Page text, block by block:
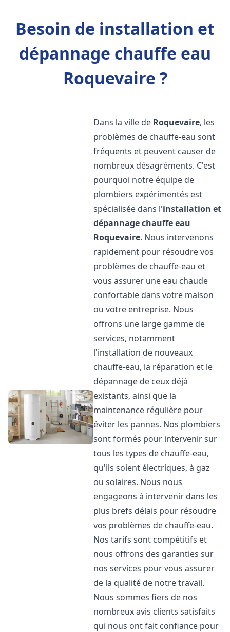
Besoin de installation et
dépannage chauffe eau
Roquevaire ?
Dans la ville de Roquevaire, les
problèmes de chauffe-eau sont
fréquents et peuvent causer de
nombreux désagréments. C'est
pourquoi notre équipe de
plombiers expérimentés est
spécialisée dans l'installation et
dépannage chauffe eau
Roquevaire. Nous intervenons
rapidement pour résoudre vos
problèmes de chauffe-eau et
vous assurer une eau chaude
confortable dans votre maison
ou votre entreprise. Nous
offrons une large gamme de
services, notamment
l'installation de nouveaux
chauffe-eau, la réparation et le
dépannage de ceux déjà
existants, ainsi que la
maintenance régulière pour
éviter les pannes. Nos plombiers
sont formés pour intervenir sur
tous les types de chauffe-eau,
qu'ils soient électriques, à gaz
ou solaires. Nous nous
engageons à intervenir dans les
plus brefs délais pour résoudre
vos problèmes de chauffe-eau.
Nos tarifs sont compétitifs et
nous offrons des garanties sur
nos services pour vous assurer
de la qualité de notre travail.
Nous sommes fiers de nos
nombreux avis clients satisfaits
qui nous ont fait confiance pour